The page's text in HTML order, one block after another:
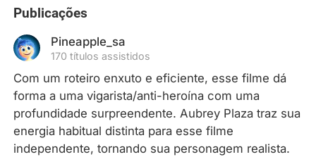
Publicações
Pineapple_sa
170 títulos assistidos
Com um roteiro enxuto e eficiente, esse filme dá
forma a uma vigarista/anti-heroína com uma
profundidade surpreendente. Aubrey Plaza traz sua
energia habitual distinta para esse filme
independente, tornando sua personagem realista.